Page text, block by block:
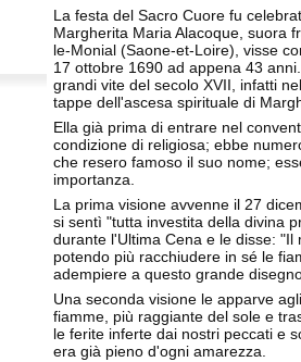
La festa del Sacro Cuore fu
Margherita Maria Alacoque, suora
le-Monial (Saone-et-Loire), visse
17 ottobre 1690 ad appena 43
grandi vite del secolo XVII, infatti
tappe dell'ascesa spirituale di
Ella già prima di entrare nel
condizione di religiosa; ebbe
che resero famoso il suo nome;
importanza.
La prima visione avvenne il 27
si sentì "tutta investita della divina
durante l'Ultima Cena e le disse:
potendo più racchiudere in sé le
adempiere a questo grande
Una seconda visione le apparve
fiamme, più raggiante del sole e
le ferite inferte dai nostri peccati e
era già pieno d'ogni amarezza.